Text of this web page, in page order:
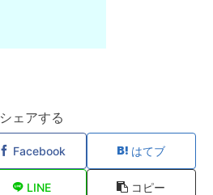
シェアする
Facebook はてブ
LINE コピー